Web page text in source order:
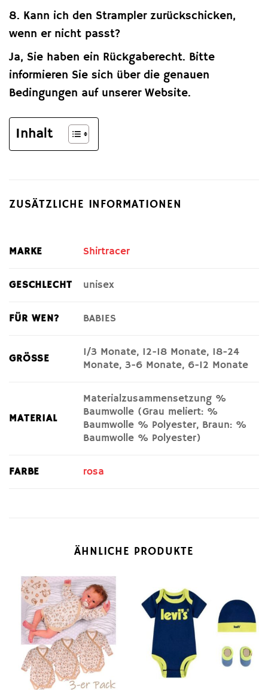
8. Kann ich den Strampler zurückschicken,
wenn er nicht passt?
Ja, Sie haben ein Rückgaberecht. Bitte
informieren Sie sich über die genauen
Bedingungen auf unserer Website.
Inhalt
ZUSÄTZLICHE INFORMATIONEN
MARKE Shirtracer
GESCHLECHT unisex
FÜR WEN? BABIES
GRÖSSE
1/3 Monate, 12-18 Monate, 18-24
Monate, 3-6 Monate, 6-12 Monate
MATERIAL
Materialzusammensetzung %
Baumwolle (Grau meliert: %
Baumwolle % Polyester, Braun: %
Baumwolle % Polyester)
FARBE rosa
ÄHNLICHE PRODUKTE